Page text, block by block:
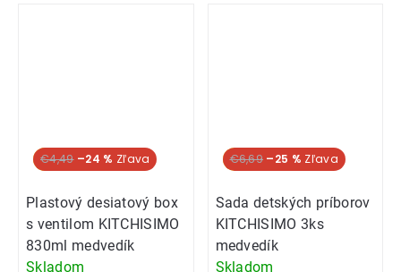
Akcia
€4,49 –24 %
Plastový desiatový box
s ventilom KITCHISIMO
830ml medvedík
Skladom
Akcia
€6,69 –25 %
Sada detských príborov
KITCHISIMO 3ks
medvedík
Skladom